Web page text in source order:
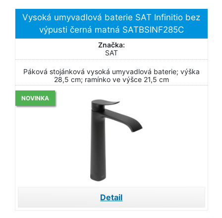
Vysoká umyvadlová baterie SAT Infinitio bez
výpusti černá matná SATBSINF285C
Značka:
SAT
Páková stojánková vysoká umyvadlová baterie; výška
28,5 cm; ramínko ve výšce 21,5 cm
NOVINKA
Detail